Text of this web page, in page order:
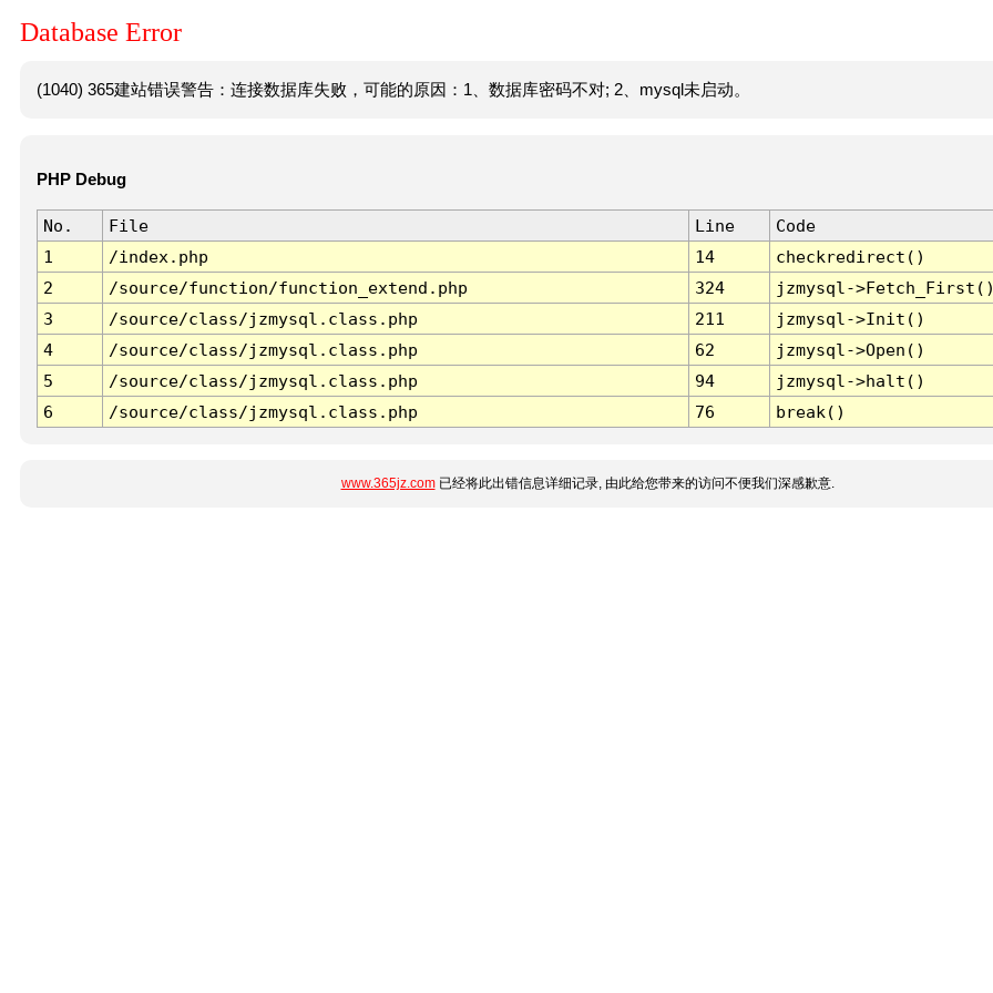
Database Error
(1040) 365建站错误警告：连接数据库失败，可能的原因：1、数据库密码不对; 2、mysql未启动。
PHP Debug
No. File Line
Code
1
/index.php 14
checkredirect()
2
/source/function/function_extend.php 324
jzmysql-
3
/source/class/jzmysql.class.php 211
jzmysql->Init()
4
/source/class/jzmysql.class.php 62
jzmysql->Open()
5
/source/class/jzmysql.class.php 94
jzmysql->halt()
6
/source/class/jzmysql.class.php 76 break()
www.365jz.com已经将此出错信息详细记录, 由此给您带来的访问不便我们深感歉意.